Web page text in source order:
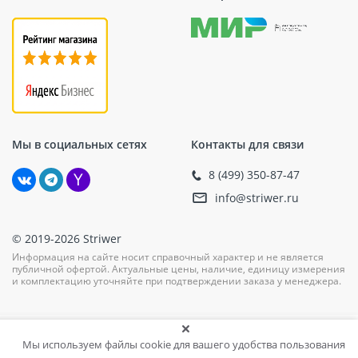
Мы в социальных сетях Контакты для связи
8 (499) 350-87-47
info@striwer.ru
© 2019-2026 Striwer
Информация на сайте носит справочный характер и не является
публичной офертой. Актуальные цены, наличие, единицу измерения
и комплектацию уточняйте при подтверждении заказа у менеджера.
Мы используем файлы cookie для вашего удобства пользования